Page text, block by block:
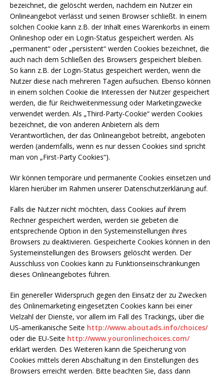
bezeichnet, die gelöscht werden, nachdem ein Nutzer ein
Onlineangebot verlässt und seinen Browser schließt. In einem
solchen Cookie kann z.B. der Inhalt eines Warenkorbs in einem
Onlineshop oder ein Login-Status gespeichert werden. Als
„permanent“ oder „persistent“ werden Cookies bezeichnet, die
auch nach dem Schließen des Browsers gespeichert bleiben.
So kann z.B. der Login-Status gespeichert werden, wenn die
Nutzer diese nach mehreren Tagen aufsuchen. Ebenso können
in einem solchen Cookie die Interessen der Nutzer gespeichert
werden, die für Reichweitenmessung oder Marketingzwecke
verwendet werden. Als „Third-Party-Cookie“ werden Cookies
bezeichnet, die von anderen Anbietern als dem
Verantwortlichen, der das Onlineangebot betreibt, angeboten
werden (andernfalls, wenn es nur dessen Cookies sind spricht
man von „First-Party Cookies“).
Wir können temporäre und permanente Cookies einsetzen und
klären hierüber im Rahmen unserer Datenschutzerklärung auf.
Falls die Nutzer nicht möchten, dass Cookies auf ihrem
Rechner gespeichert werden, werden sie gebeten die
entsprechende Option in den Systemeinstellungen ihres
Browsers zu deaktivieren. Gespeicherte Cookies können in den
Systemeinstellungen des Browsers gelöscht werden. Der
Ausschluss von Cookies kann zu Funktionseinschränkungen
dieses Onlineangebotes führen.
Ein genereller Widerspruch gegen den Einsatz der zu Zwecken
des Onlinemarketing eingesetzten Cookies kann bei einer
Vielzahl der Dienste, vor allem im Fall des Trackings, über die
US-amerikanische Seite http://www.aboutads.info/choices/
oder die EU-Seite http://www.youronlinechoices.com/
erklärt werden. Des Weiteren kann die Speicherung von
Cookies mittels deren Abschaltung in den Einstellungen des
Browsers erreicht werden. Bitte beachten Sie, dass dann